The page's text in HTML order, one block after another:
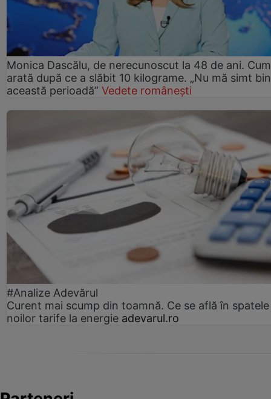
Monica Dascălu, de nerecunoscut la 48 de ani. Cum
arată după ce a slăbit 10 kilograme. „Nu mă simt
această perioadă” Vedete românești
#Analize Adevărul
Curent mai scump din toamnă. Ce se află în spatele
noilor tarife la energie adevarul.ro